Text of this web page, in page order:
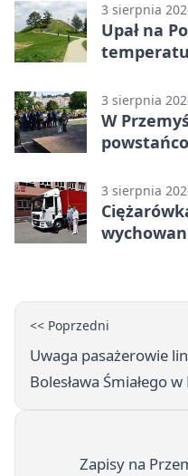
3 sierpnia
Upał na
3 sierpnia
W
3 sierpnia
<< Poprzedni
Uwaga pasażerowie
Bolesława Śmiałego
Zapisy na